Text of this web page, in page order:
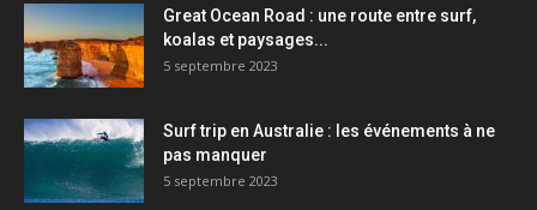
Great Ocean Road : une route entre surf,
koalas et paysages...
5 septembre 2023
Surf trip en Australie : les événements à ne
pas manquer
5 septembre 2023